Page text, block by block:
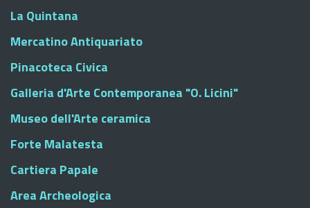
La Quintana
Mercatino Antiquariato
Pinacoteca Civica
Galleria d'Arte Contemporanea "O. Licini"
Museo dell'Arte ceramica
Forte Malatesta
Cartiera Papale
Area Archeologica